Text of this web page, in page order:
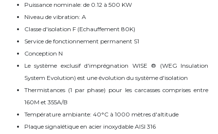
Puissance nominale: de 0.12 à 500 KW
Niveau de vibration: A
Classe d'isolation F (Echauffement 80K)
Service de fonctionnement permanent S1
Conception N
Le système exclusif d'imprégnation WISE ® (WEG Insulation
System Evolution) est une évolution du système d'isolation
Thermistances (1 par phase) pour les carcasses comprises entre
160M et 355A/B
Température ambiante: 40°C à 1000 mètres d'altitude
Plaque signalétique en acier inoxydable AISI 316